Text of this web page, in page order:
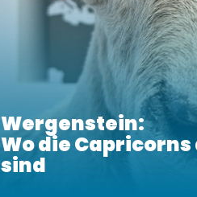
Wergenstein:
Wo die
sind